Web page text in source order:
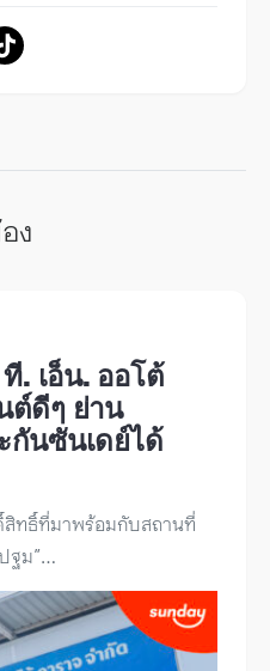
ง
. เอ็น. ออโต้
ต์ดีๆ ย่าน
กันซันเดย์ได้
สิทธิ์ที่มาพร้อมกับสถานที่
ฐม”…